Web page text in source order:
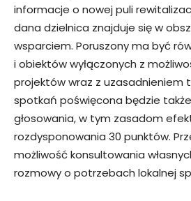
informacje o nowej puli
dana dzielnica znajduje się w
wsparciem. Poruszony ma być
i obiektów wyłączonych z
projektów wraz z uzasadnieniem
spotkań poświęcona będzie
głosowania, w tym zasadom
rozdysponowania 30 punktów.
możliwość konsultowania
rozmowy o potrzebach lokalnej